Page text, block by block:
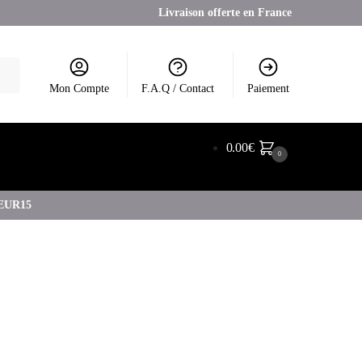
Livraison offerte en France
Mon Compte F.A.Q / Contact Paiement
0.00€ 0